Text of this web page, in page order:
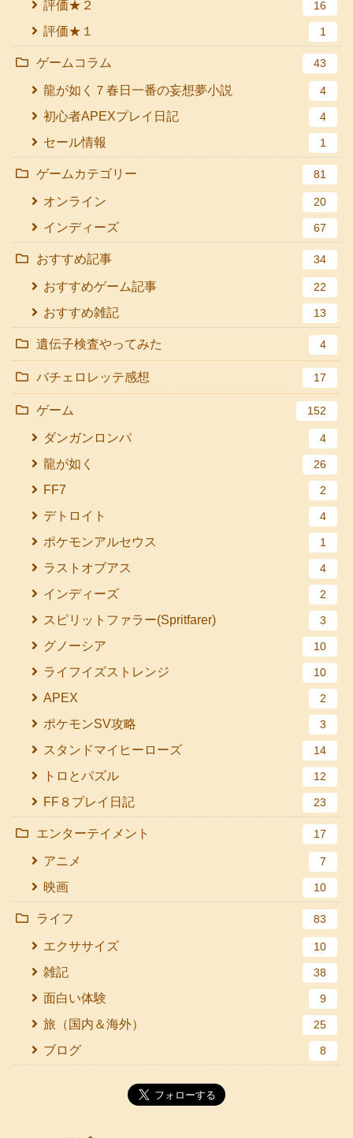
評価★２ 16
評価★１ 1
ゲームコラム 43
龍が如く７春日一番の妄想夢小説 4
初心者APEXプレイ日記 4
セール情報 1
ゲームカテゴリー 81
オンライン 20
インディーズ 67
おすすめ記事 34
おすすめゲーム記事 22
おすすめ雑記 13
遺伝子検査やってみた 4
バチェロレッテ感想 17
ゲーム 152
ダンガンロンパ 4
龍が如く 26
FF7 2
デトロイト 4
ポケモンアルセウス 1
ラストオブアス 4
インディーズ 2
スピリットファラー(Spritfarer) 3
グノーシア 10
ライフイズストレンジ 10
APEX 2
ポケモンSV攻略 3
スタンドマイヒーローズ 14
トロとパズル 12
FF８プレイ日記 23
エンターテイメント 17
アニメ 7
映画 10
ライフ 83
エクササイズ 10
雑記 38
面白い体験 9
旅（国内＆海外） 25
ブログ 8